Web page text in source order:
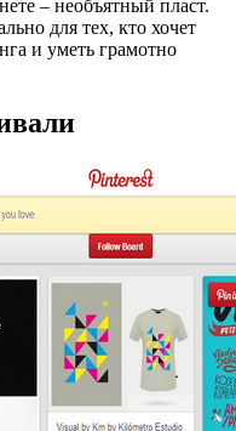
– необъятный пласт.
для тех, кто хочет
и уметь грамотно